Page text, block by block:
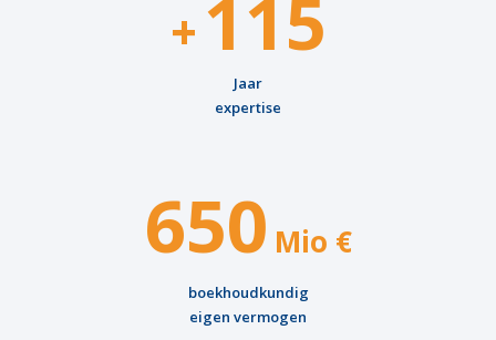
+ 115
Jaar
expertise
650 Mio €
boekhoudkundig
eigen vermogen